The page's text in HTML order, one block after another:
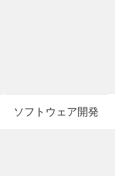
ソフトウェア開発